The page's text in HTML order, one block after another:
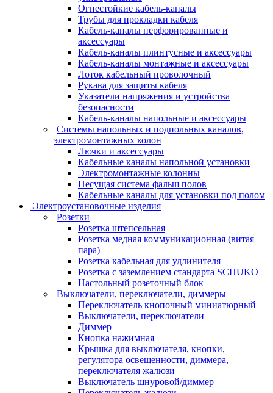
Огнестойкие кабель-каналы
Трубы для прокладки кабеля
Кабель-каналы перфорированные и
аксессуары
Кабель-каналы плинтусные и аксессуары
Кабель-каналы монтажные и аксессуары
Лоток кабельный проволочный
Рукава для защиты кабеля
Указатели напряжения и устройства
безопасности
Кабель-каналы напольные и аксессуары
Системы напольных и подпольных каналов,
электромонтажных колон
Лючки и аксессуары
Кабельные каналы напольной установки
Электромонтажные колонны
Несущая система фальш полов
Кабельные каналы для установки под полом
Электроустановочные изделия
Розетки
Розетка штепсельная
Розетка медная коммуникационная (витая
пара)
Розетка кабельная для удлинителя
Розетка с заземлением стандарта SCHUKO
Настольный розеточный блок
Выключатели, переключатели, диммеры
Переключатель кнопочный миниатюрный
Выключатели, переключатели
Диммер
Кнопка нажимная
Крышка для выключателя, кнопки,
регулятора освещенности, диммера,
переключателя жалюзи
Выключатель шнуровой/диммер